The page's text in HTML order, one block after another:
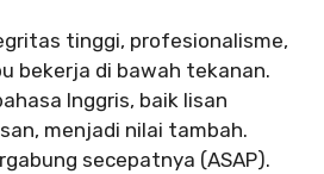
tinggi, profesionalisme,
bekerja di bawah tekanan.
Inggris, baik lisan
menjadi nilai tambah.
secepatnya (ASAP).